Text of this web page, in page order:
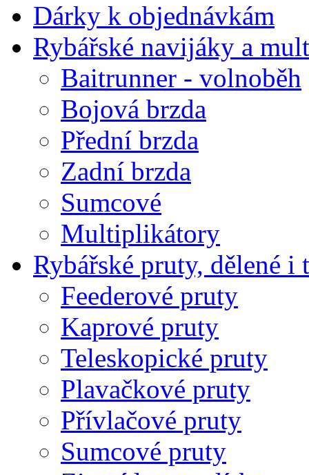
Dárky k objednávkám
Rybářské navijáky a
Baitrunner - volnoběh
Bojová brzda
Přední brzda
Zadní brzda
Sumcové
Multiplikátory
Rybářské pruty, dělené i
Feederové pruty
Kaprové pruty
Teleskopické pruty
Plavačkové pruty
Přívlačové pruty
Sumcové pruty